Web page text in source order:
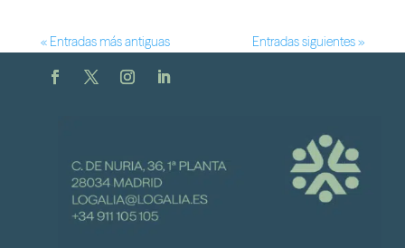
« Entradas más antiguas Entradas siguientes »